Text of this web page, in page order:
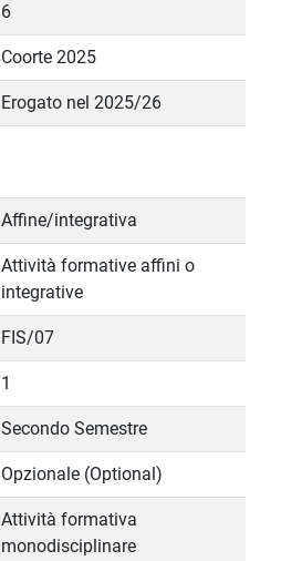
6
Coorte 2025
Erogato nel 2025/26
Affine/integrativa
Attività formative affini o
integrative
FIS/07
1
Secondo Semestre
Opzionale (Optional)
Attività formativa
monodisciplinare